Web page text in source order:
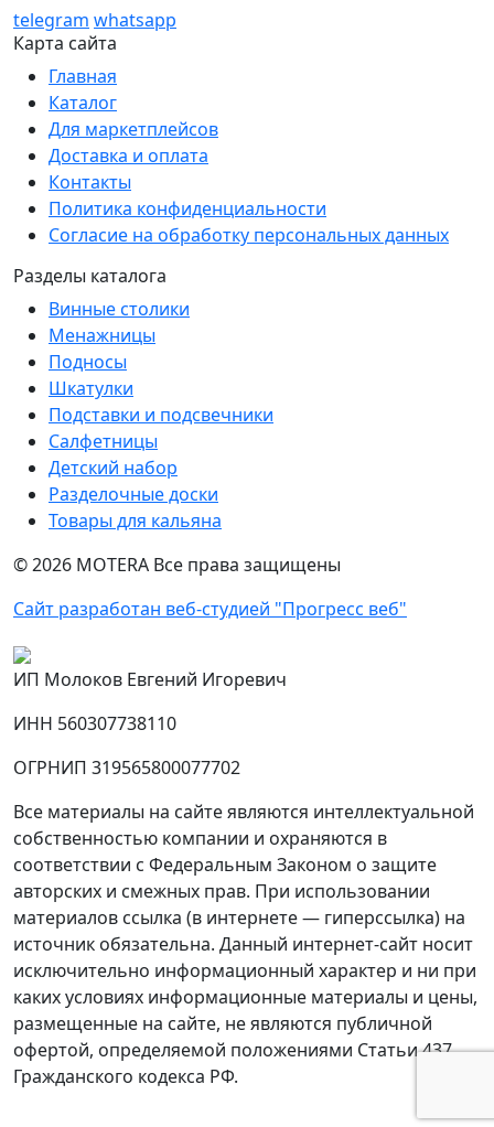
telegram whatsapp
Карта сайта
Главная
Каталог
Для маркетплейсов
Доставка и оплата
Контакты
Политика конфиденциальности
Согласие на обработку персональных данных
Разделы каталога
Винные столики
Менажницы
Подносы
Шкатулки
Подставки и подсвечники
Салфетницы
Детский набор
Разделочные доски
Товары для кальяна
©2026 MOTERA Все права защищены
Сайт разработан веб-студией "Прогресс веб"
ИП Молоков Евгений Игоревич
ИНН 560307738110
ОГРНИП 319565800077702
Все материалы на сайте являются интеллектуальной
собственностью компании и охраняются в
соответствии с Федеральным Законом о защите
авторских и смежных прав. При использовании
материалов ссылка (в интернете — гиперссылка) на
источник обязательна. Данный интернет-сайт носит
исключительно информационный характер и ни при
каких условиях информационные материалы и цены,
размещенные на сайте, не являются публичной
офертой, определяемой положениями Статьи 437
Гражданского кодекса РФ.